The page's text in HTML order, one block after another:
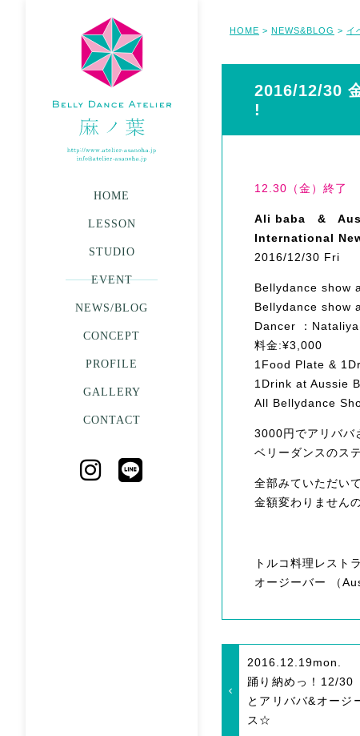
HOME
LESSON
STUDIO
EVENT
NEWS/BLOG
CONCEPT
PROFILE
GALLERY
CONTACT
HOME > NEWS&BLOG > イ
2016/12/30
!
12.30（金）終了
Ali baba &
International
2016/12/30 Fri
Bellydance show
Bellydance show
Dancer ：
料金:¥3,000
1Food Plate &
1Drink at Aussie
All Bellydance
3000円でアリババ
ベリーダンスのス
全部みていただい
金額変わりません
トルコ料理レスト
オージーバー （
2016.12.19mon.
踊り納めっ！12/30
とアリババ&オージ
ス☆